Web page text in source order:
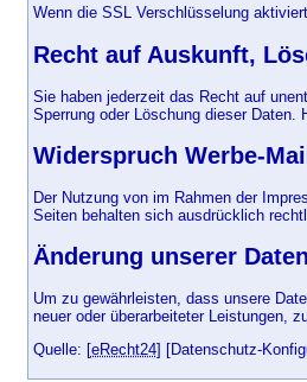
Wenn die SSL Verschlüsselung
Recht auf Auskunft,
Sie haben jederzeit das Recht auf
Sperrung oder Löschung dieser Daten.
Widerspruch Werbe-
Der Nutzung von im Rahmen der
Seiten behalten sich ausdrücklich
Änderung unserer
Um zu gewährleisten, dass unsere
neuer oder überarbeiteter Leistungen,
Quelle: [eRecht24] [Datenschutz-